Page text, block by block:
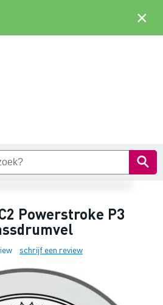
Powerstroke P3
schrijf een review
×